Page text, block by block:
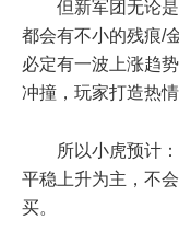
但新军团无论
都会有不小的残痕/
必定有一波上涨趋
冲撞，玩家打造热情
所以小虎预计
平稳上升为主，不
买。